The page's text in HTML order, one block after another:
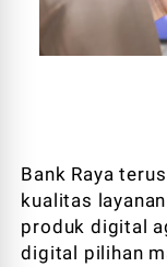
Bank Raya
kualitas
produk digital
digital pilihan